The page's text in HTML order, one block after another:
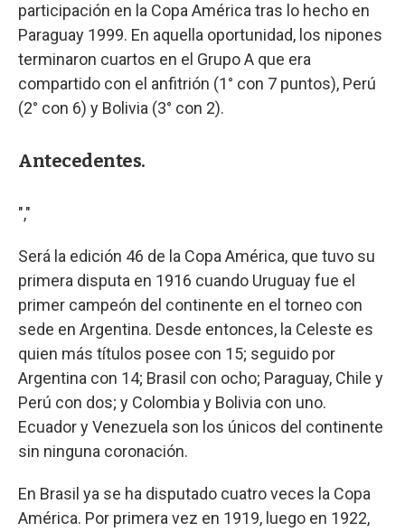
participación en la Copa América tras lo hecho en
Paraguay 1999. En aquella oportunidad, los nipones
terminaron cuartos en el Grupo A que era
compartido con el anfitrión (1° con 7 puntos), Perú
(2° con 6) y Bolivia (3° con 2).
Antecedentes.
","
Será la edición 46 de la Copa América, que tuvo su
primera disputa en 1916 cuando Uruguay fue el
primer campeón del continente en el torneo con
sede en Argentina. Desde entonces, la Celeste es
quien más títulos posee con 15; seguido por
Argentina con 14; Brasil con ocho; Paraguay, Chile y
Perú con dos; y Colombia y Bolivia con uno.
Ecuador y Venezuela son los únicos del continente
sin ninguna coronación.
En Brasil ya se ha disputado cuatro veces la Copa
América. Por primera vez en 1919, luego en 1922,